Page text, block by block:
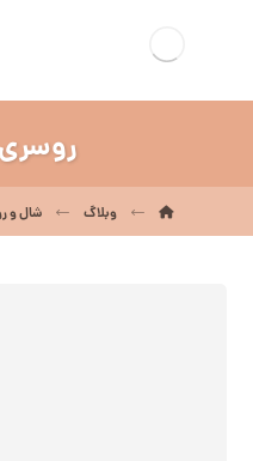
وبلاگ شال و